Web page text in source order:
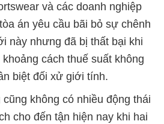
và các doanh nghiệp
án yêu cầu bãi bỏ sự chênh
này nhưng đã bị thất bại khi
cách thuế suất không
biệt đối xử giới tính.
không có nhiều động thái
cho đến tận hiện nay khi hai